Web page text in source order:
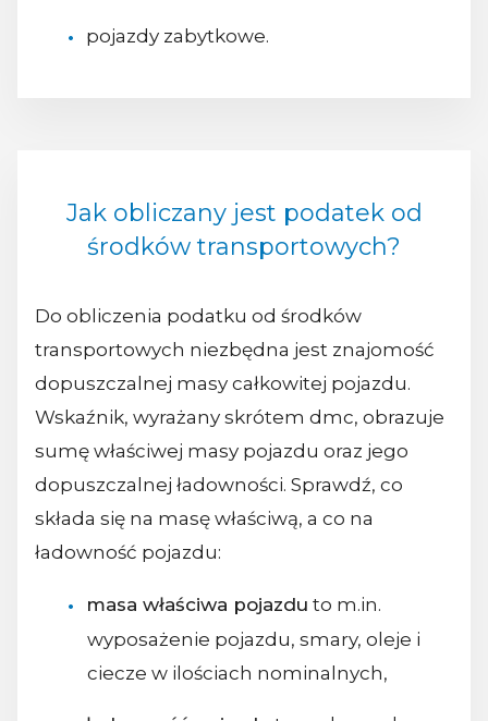
pojazdy zabytkowe.
Jak obliczany jest podatek od
środków transportowych?
Do obliczenia podatku od środków
transportowych niezbędna jest znajomość
dopuszczalnej masy całkowitej pojazdu.
Wskaźnik, wyrażany skrótem dmc, obrazuje
sumę właściwej masy pojazdu oraz jego
dopuszczalnej ładowności. Sprawdź, co
składa się na masę właściwą, a co na
ładowność pojazdu:
masa właściwa pojazdu to m.in.
wyposażenie pojazdu, smary, oleje i
ciecze w ilościach nominalnych,